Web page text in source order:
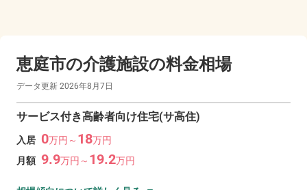
恵庭市の介護施設の料金相場
データ更新 2026年8月7日
サービス付き高齢者向け住宅(サ高住)
入居 0万円～ 18万円
月額 9.9万円～ 19.2万円